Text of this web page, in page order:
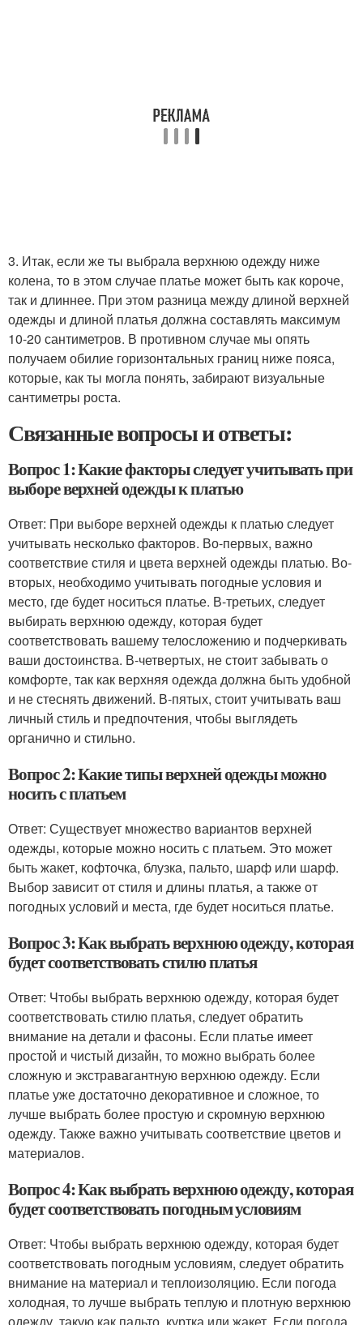
3. Итак, если же ты выбрала верхнюю одежду ниже
колена, то в этом случае платье может быть как короче,
так и длиннее. При этом разница между длиной верхней
одежды и длиной платья должна составлять максимум
10-20 сантиметров. В противном случае мы опять
получаем обилие горизонтальных границ ниже пояса,
которые, как ты могла понять, забирают визуальные
сантиметры роста.
Связанные вопросы и ответы:
Вопрос 1: Какие факторы следует учитывать при
выборе верхней одежды к платью
Ответ: При выборе верхней одежды к платью следует
учитывать несколько факторов. Во-первых, важно
соответствие стиля и цвета верхней одежды платью. Во-
вторых, необходимо учитывать погодные условия и
место, где будет носиться платье. В-третьих, следует
выбирать верхнюю одежду, которая будет
соответствовать вашему телосложению и подчеркивать
ваши достоинства. В-четвертых, не стоит забывать о
комфорте, так как верхняя одежда должна быть удобной
и не стеснять движений. В-пятых, стоит учитывать ваш
личный стиль и предпочтения, чтобы выглядеть
органично и стильно.
Вопрос 2: Какие типы верхней одежды можно
носить с платьем
Ответ: Существует множество вариантов верхней
одежды, которые можно носить с платьем. Это может
быть жакет, кофточка, блузка, пальто, шарф или шарф.
Выбор зависит от стиля и длины платья, а также от
погодных условий и места, где будет носиться платье.
Вопрос 3: Как выбрать верхнюю одежду, которая
будет соответствовать стилю платья
Ответ: Чтобы выбрать верхнюю одежду, которая будет
соответствовать стилю платья, следует обратить
внимание на детали и фасоны. Если платье имеет
простой и чистый дизайн, то можно выбрать более
сложную и экстравагантную верхнюю одежду. Если
платье уже достаточно декоративное и сложное, то
лучше выбрать более простую и скромную верхнюю
одежду. Также важно учитывать соответствие цветов и
материалов.
Вопрос 4: Как выбрать верхнюю одежду, которая
будет соответствовать погодным условиям
Ответ: Чтобы выбрать верхнюю одежду, которая будет
соответствовать погодным условиям, следует обратить
внимание на материал и теплоизоляцию. Если погода
холодная, то лучше выбрать теплую и плотную верхнюю